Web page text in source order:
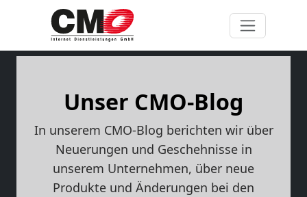
Unser CMO-Blog
In unserem CMO-Blog berichten wir über
Neuerungen und Geschehnisse in
unserem Unternehmen, über neue
Produkte und Änderungen bei den